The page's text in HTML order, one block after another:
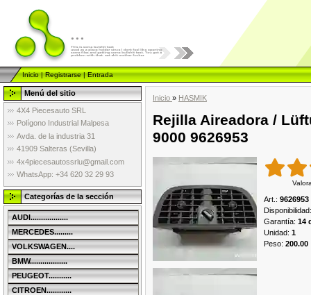
...
Inicio|Registrarse|Entrada
Menú del sitio
4X4 Piecesauto SRL
Polígono Industrial Malpesa
Avda. de la industria 31
41909 Salteras (Sevilla)
4x4piecesautossrlu@gmail.com
WhatsApp: +34 620 32 29 93
Categorías de la sección
AUDI..................
MERCEDES.........
VOLKSWAGEN....
BMW..................
PEUGEOT...........
CITROEN............
Inicio » HASMIK
Rejilla Aireadora /
9000 9626953
Art. : 9626953
Disponibilidad:
Garantía: 14
Unidad: 1
Peso: 200.00